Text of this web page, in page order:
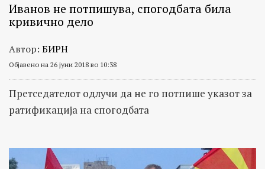
Иванов не потпишува, спогодбата била
кривично дело
Автор: БИРН
Објавено на 26 јуни 2018 во 10:38
Претседателот одлучи да не го потпише указот за
ратификација на спогодбата